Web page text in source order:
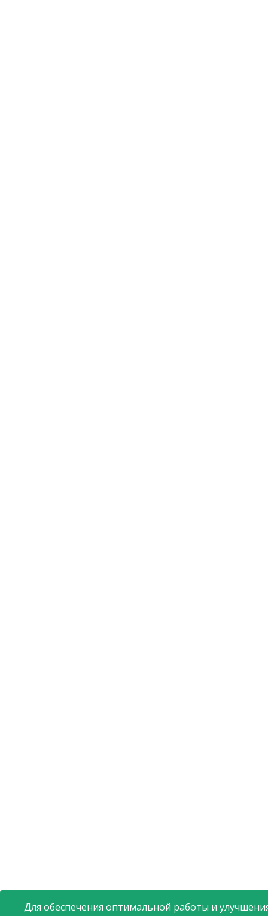
Для обеспечения оптимальной работы и